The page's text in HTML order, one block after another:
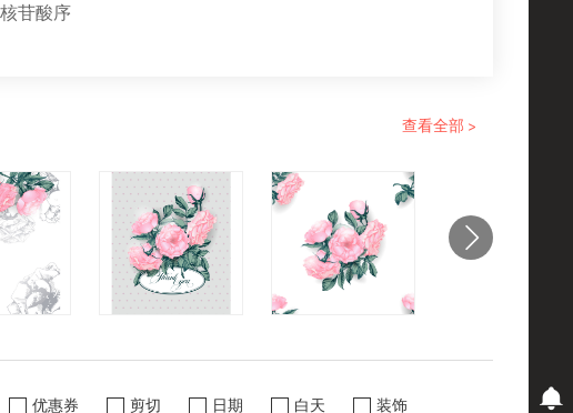
苷酸序
查看全部 >
优惠券 剪切 日期 白天
装饰